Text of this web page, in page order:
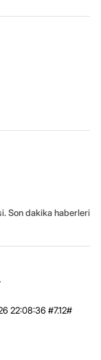
Son dakika haberleri
22:08:36 #7.12#